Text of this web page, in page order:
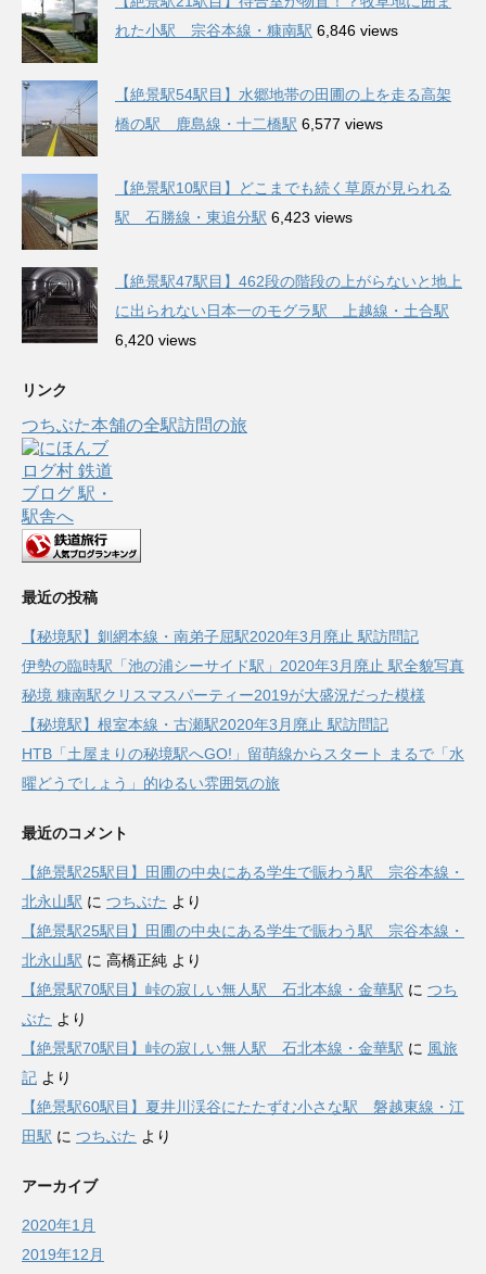
れた小駅 宗谷本線・糠南駅 6,846 views
【絶景駅54駅目】水郷地帯の田圃の上を走る高架
橋の駅 鹿島線・十二橋駅 6,577 views
【絶景駅10駅目】どこまでも続く草原が見られる
駅 石勝線・東追分駅 6,423 views
【絶景駅47駅目】462段の階段の上がらないと地上
に出られない日本一のモグラ駅 上越線・土合駅
6,420 views
リンク
つちぶた本舗の全駅訪問の旅
最近の投稿
【秘境駅】釧網本線・南弟子屈駅2020年3月廃止 駅訪問記
伊勢の臨時駅「池の浦シーサイド駅」2020年3月廃止 駅全貌写真
秘境 糠南駅クリスマスパーティー2019が大盛況だった模様
【秘境駅】根室本線・古瀬駅2020年3月廃止 駅訪問記
HTB「土屋まりの秘境駅へGO!」留萌線からスタート まるで「水
曜どうでしょう」的ゆるい雰囲気の旅
最近のコメント
【絶景駅25駅目】田圃の中央にある学生で賑わう駅 宗谷本線・
北永山駅 に つちぶた より
【絶景駅25駅目】田圃の中央にある学生で賑わう駅 宗谷本線・
北永山駅 に 高橋正純 より
【絶景駅70駅目】峠の寂しい無人駅 石北本線・金華駅 に つち
ぶた より
【絶景駅70駅目】峠の寂しい無人駅 石北本線・金華駅 に 風旅
記 より
【絶景駅60駅目】夏井川渓谷にたたずむ小さな駅 磐越東線・江
田駅 に つちぶた より
アーカイブ
2020年1月
2019年12月